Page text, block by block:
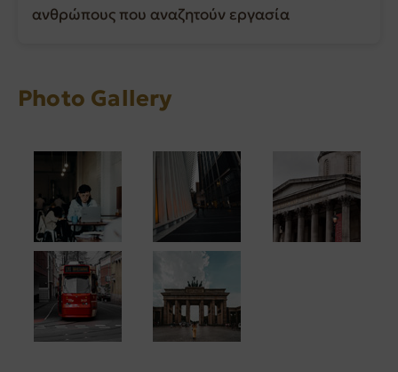
ανθρώπους που αναζητούν εργασία
Photo Gallery